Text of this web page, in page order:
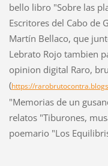
bello libro "Sobre las
Escritores del Cabo de
Martín Bellaco, que
Lebrato Rojo tambien
opinion digital Raro,
(https://
"Memorias de un
relatos "Tiburones,
poemario "Los